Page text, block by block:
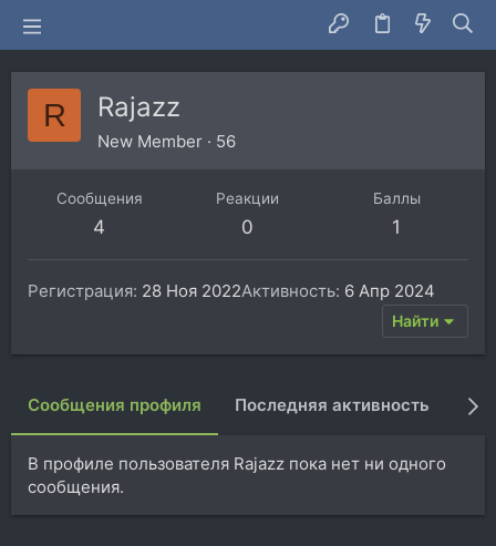
R Rajazz
New Member · 56
Сообщения
4
Реакции
0
Баллы
1
Регистрация 28 Ноя 2022Активность 6 Апр 2024
Найти
Сообщения профиля Последняя активность
В профиле пользователя Rajazz пока нет ни одного
сообщения.